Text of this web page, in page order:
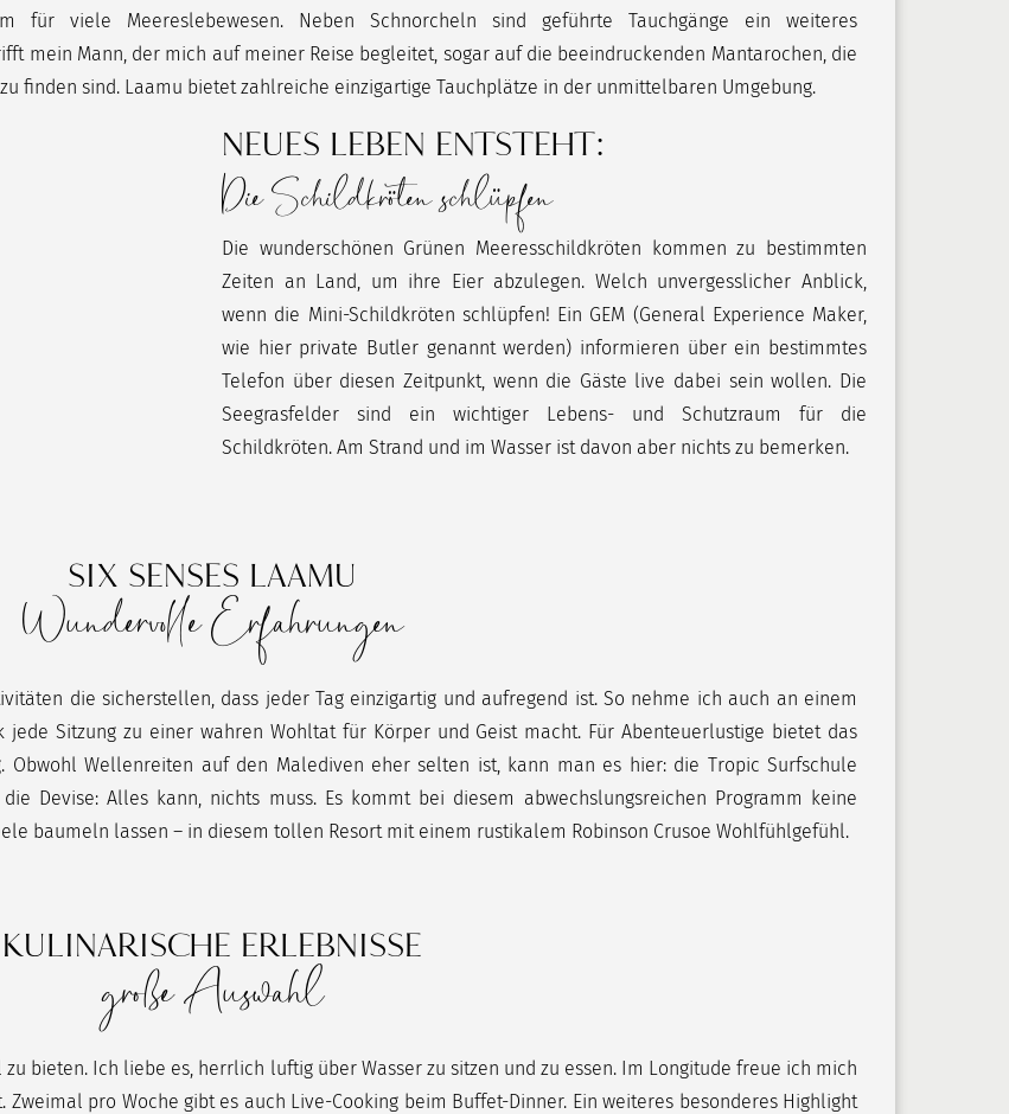
für viele Meereslebewesen. Neben Schnorcheln sind geführte Tauchgänge ein weiteres
mein Mann, der mich auf meiner Reise begleitet, sogar auf die beeindruckenden Mantarochen, die
finden sind. Laamu bietet zahlreiche einzigartige Tauchplätze in der unmittelbaren Umgebung.
NEUES LEBEN ENTSTEHT:
Die Schildkröten schlüpfen
Die wunderschönen Grünen Meeresschildkröten kommen zu bestimmten
Zeiten an Land, um ihre Eier abzulegen. Welch unvergesslicher Anblick,
wenn die Mini-Schildkröten schlüpfen! Ein GEM (General Experience Maker,
wie hier private Butler genannt werden) informieren über ein bestimmtes
Telefon über diesen Zeitpunkt, wenn die Gäste live dabei sein wollen. Die
Seegrasfelder sind ein wichtiger Lebens- und Schutzraum für die
Schildkröten. Am Strand und im Wasser ist davon aber nichts zu bemerken.
SIX SENSES LAAMU
Wundervolle Erfahrungen
die sicherstellen, dass jeder Tag einzigartig und aufregend ist. So nehme ich auch an einem
Sitzung zu einer wahren Wohltat für Körper und Geist macht. Für Abenteuerlustige bietet das
Obwohl Wellenreiten auf den Malediven eher selten ist, kann man es hier: die Tropic Surfschule
Devise: Alles kann, nichts muss. Es kommt bei diesem abwechslungsreichen Programm keine
baumeln lassen – in diesem tollen Resort mit einem rustikalem Robinson Crusoe Wohlfühlgefühl.
KULINARISCHE ERLEBNISSE
große Auswahl
bieten. Ich liebe es, herrlich luftig über Wasser zu sitzen und zu essen. Im Longitude freue ich mich
pro Woche gibt es auch Live-Cooking beim Buffet-Dinner. Ein weiteres besonderes Highlight